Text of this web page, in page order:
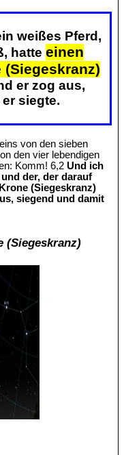
weißes Pferd,
hatte einen
er zog aus,
siegte.
von den sieben
den vier lebendigen
Komm! 6,2Und ich
der, der darauf
(Siegeskranz)
siegend und damit
(Siegeskranz)